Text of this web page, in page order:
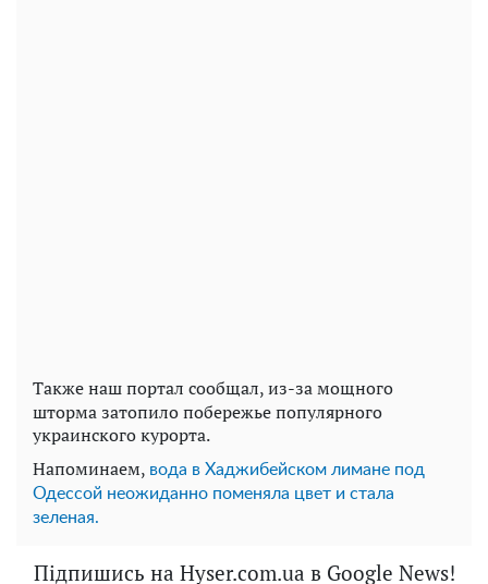
Также наш портал сообщал, из-за мощного
шторма затопило побережье популярного
украинского курорта.
Напоминаем, вода в Хаджибейском лимане под
Одессой неожиданно поменяла цвет и стала
зеленая.
Підпишись на Hyser.com.ua в Google News!